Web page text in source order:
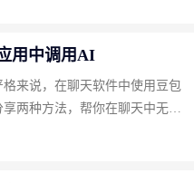
用中调用AI
来说，在聊天软件中使用豆包
两种方法，帮你在聊天中无缝
现边聊边AI（推荐） 输入...